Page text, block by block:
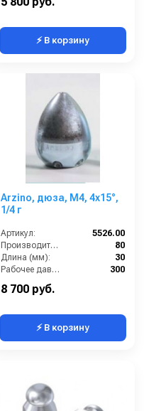
⚡ В корзину
Arzino, дюза, M4, 4x15°,
1/4 г
Артикул:
5526.00
Производительность (л/мин):
80
Длина (мм):
30
Рабочее давление (бар):
300
8 700 руб.
⚡ В корзину